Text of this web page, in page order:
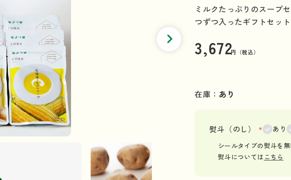
ミルクたっぷりのスープ
つずつ入ったギフトセット
3,672円（税込）
在庫： あり
熨斗（のし） ＊ あり
シールタイプの熨斗を無
熨斗については こちら